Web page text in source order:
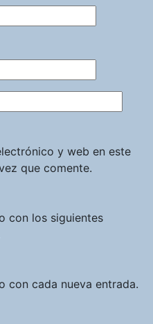
y web en este
que comente.
con los siguientes
con cada nueva entrada.